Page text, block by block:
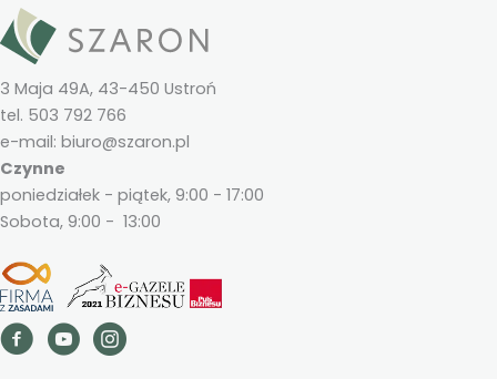
3 Maja 49A, 43-450 Ustroń
tel. 503 792 766
e-mail: biuro@szaron.pl
Czynne
poniedziałek - piątek, 9:00 - 17:00
Sobota, 9:00 - 13:00